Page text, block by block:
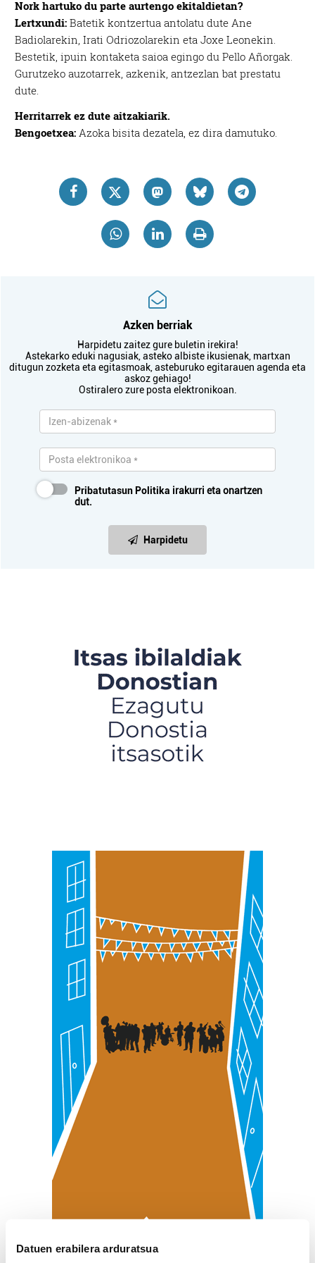
Datuen erabilera arduratsua
Nork hartuko du parte aurtengo ekitaldietan?
Lertxundi: Batetik kontzertua antolatu dute Ane
Badiolarekin, Irati Odriozolarekin eta Joxe Leonekin.
Bestetik, ipuin kontaketa saioa egingo du Pello Añorgak.
Gurutzeko auzotarrek, azkenik, antzezlan bat prestatu
dute.
Herritarrek ez dute aitzakiarik.
Bengoetxea: Azoka bisita dezatela, ez dira damutuko.
Azken berriak
Harpidetu zaitez gure buletin irekira!
Astekarko eduki nagusiak, asteko albiste ikusienak, martxan
ditugun zozketa eta egitasmoak, asteburuko egitarauen agenda eta
askoz gehiago!
Ostiralero zure posta elektronikoan.
Pribatutasun Politika irakurri eta onartzen
dut.
Harpidetu